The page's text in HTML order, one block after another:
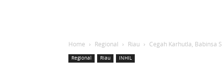
Home Regional Riau Cegah Karhutla, Babinsa
Regional Riau INHIL